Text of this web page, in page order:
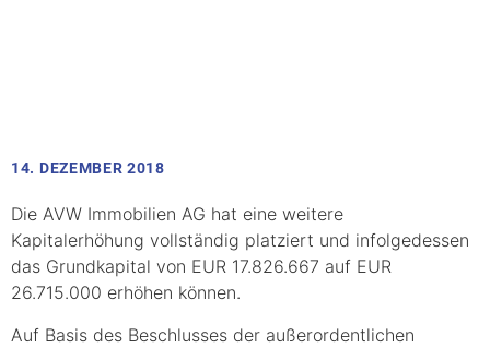
14. DEZEMBER 2018
Die AVW Immobilien AG hat eine weitere
Kapitalerhöhung vollständig platziert und infolgedessen
das Grundkapital von EUR 17.826.667 auf EUR
26.715.000 erhöhen können.
Auf Basis des Beschlusses der außerordentlichen